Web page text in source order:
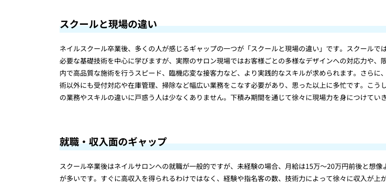
スクールと現場の違い
ネイルスクール卒業後、多くの人が感じるギャップの一つが「スクールと現場の違い」です。スクールで
必要な基礎技術を中心に学びますが、実際のサロン現場ではお客様ごとの多様なデザインへの対応力や、
内で高品質な施術を行うスピード、臨機応変な接客力など、より実践的なスキルが求められます。さらに
術以外にも受付対応や在庫管理、掃除など幅広い業務をこなす必要があり、思った以上に多忙です。こう
の業務やスキルの違いに戸惑う人は少なくありません。下積み期間を通じて徐々に現場力を身につけていき
就職・収入面のギャップ
スクール卒業後はネイルサロンへの就職が一般的ですが、未経験の場合、月給は15万～20万円前後と想像
が多いです。すぐに高収入を得られるわけではなく、経験や指名客の数、技術力によって徐々に収入が上